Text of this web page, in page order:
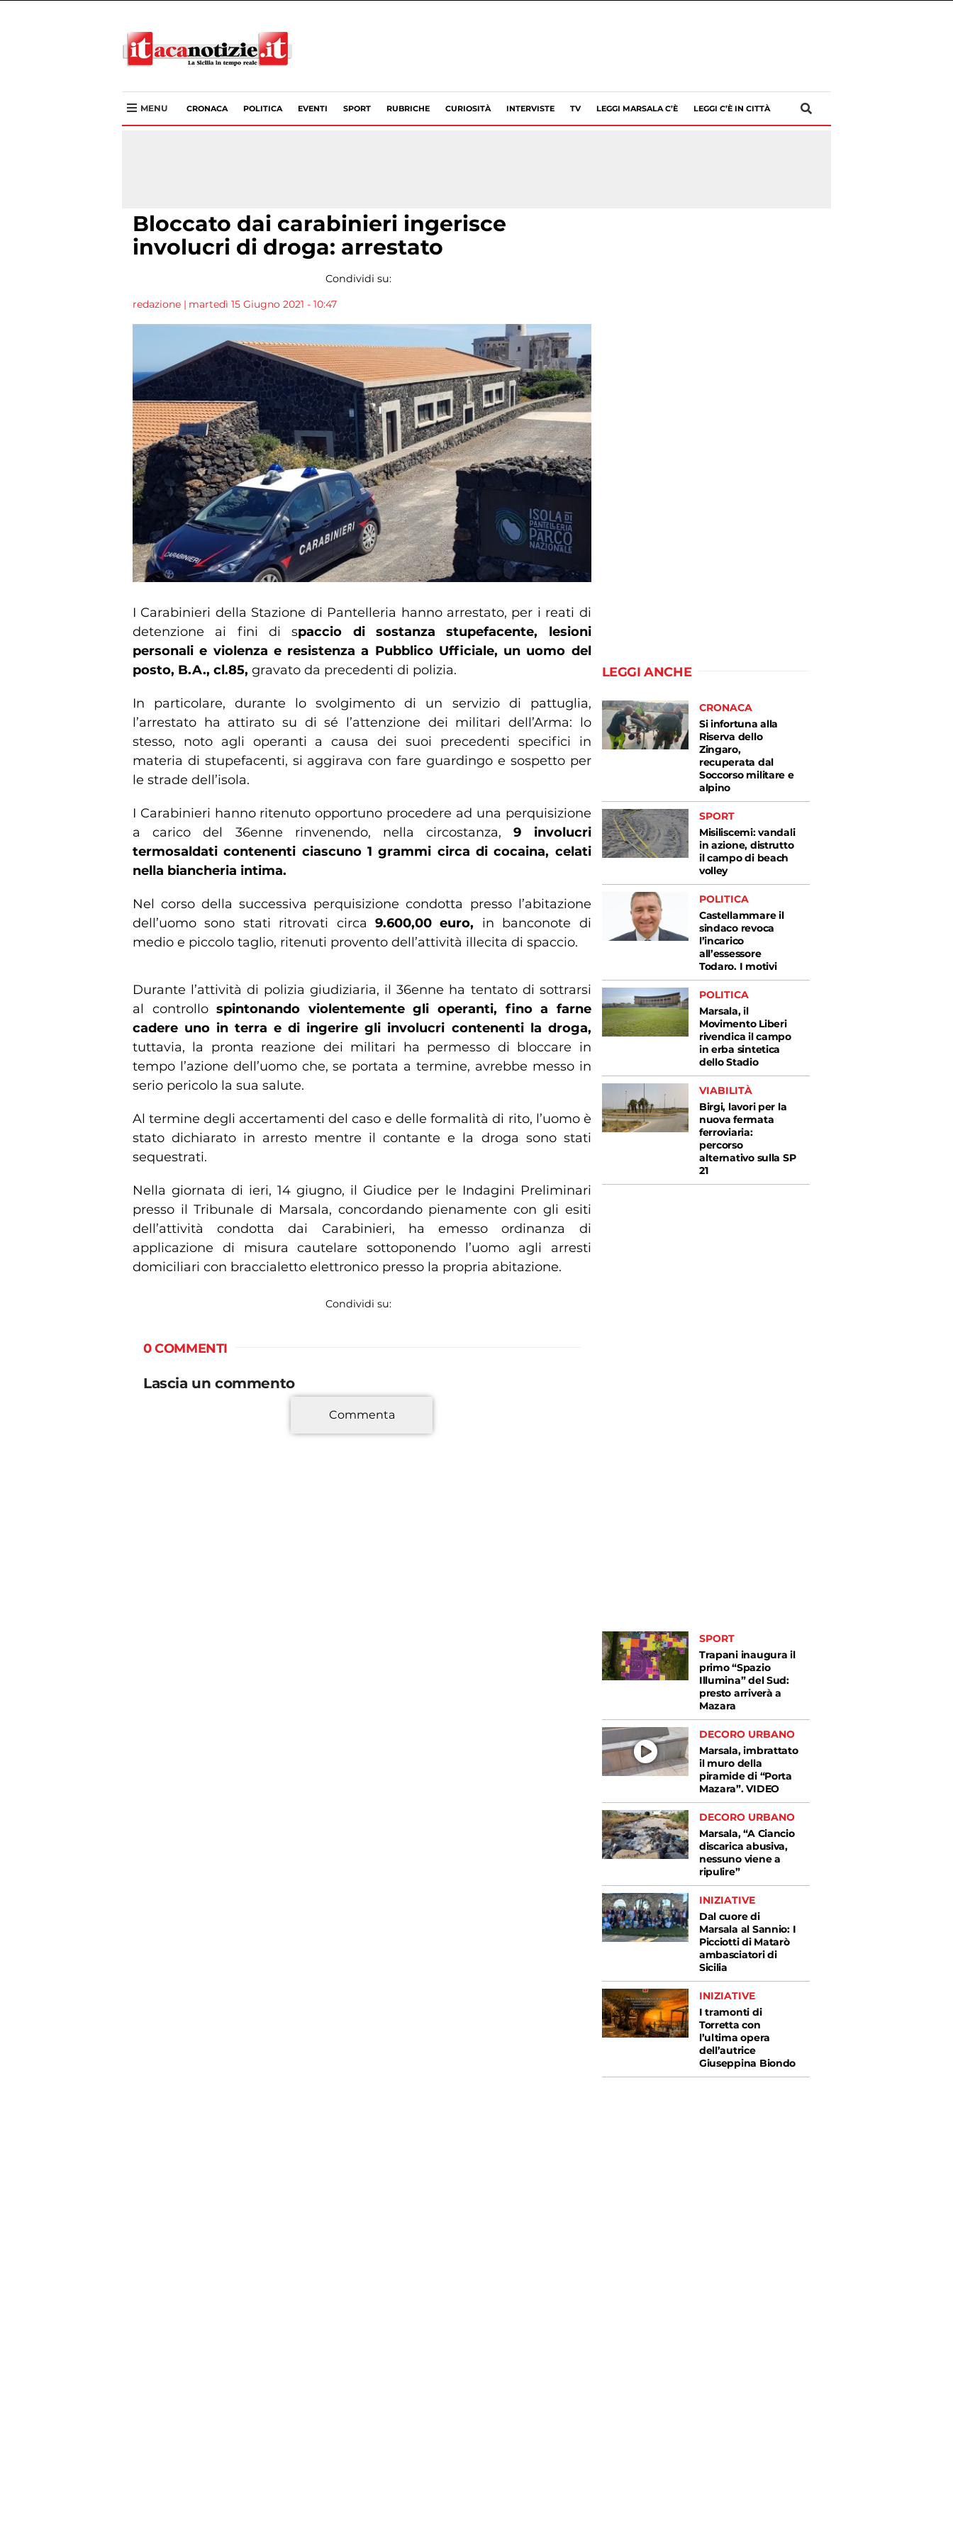
MENU CRONACA POLITICA EVENTI SPORT RUBRICHE CURIOSITÀ INTERVISTE TV LEGGI MARSALA C’È LEGGI C’È IN CITTÀ
Bloccato dai carabinieri ingerisce
involucri di droga: arrestato
Condividi su:
redazione | martedì 15 Giugno 2021 - 10:47
I Carabinieri della Stazione di Pantelleria hanno arrestato, per i reati di
detenzione ai fini di spaccio di sostanza stupefacente, lesioni
personali e violenza e resistenza a Pubblico Ufficiale, un uomo del
posto, B.A., cl.85, gravato da precedenti di polizia.
In particolare, durante lo svolgimento di un servizio di pattuglia,
l’arrestato ha attirato su di sé l’attenzione dei militari dell’Arma: lo
stesso, noto agli operanti a causa dei suoi precedenti specifici in
materia di stupefacenti, si aggirava con fare guardingo e sospetto per
le strade dell’isola.
I Carabinieri hanno ritenuto opportuno procedere ad una perquisizione
a carico del 36enne rinvenendo, nella circostanza,9 involucri
termosaldati contenenti ciascuno 1 grammi circa di cocaina, celati
nella biancheria intima.
Nel corso della successiva perquisizione condotta presso l’abitazione
dell’uomo sono stati ritrovati circa 9.600,00 euro, in banconote di
medio e piccolo taglio, ritenuti provento dell’attività illecita di spaccio.
Durante l’attività di polizia giudiziaria, il 36enne ha tentato di sottrarsi
al controllospintonando violentemente gli operanti, fino a farne
cadere uno in terra e di ingerire gli involucri contenenti la droga,
tuttavia, la pronta reazione dei militari ha permesso di bloccare in
tempo l’azione dell’uomo che, se portata a termine, avrebbe messo in
serio pericolo la sua salute.
Al termine degli accertamenti del caso e delle formalità di rito, l’uomo è
stato dichiarato in arresto mentre il contante e la droga sono stati
sequestrati.
Nella giornata di ieri, 14 giugno, il Giudice per le Indagini Preliminari
presso il Tribunale di Marsala, concordando pienamente con gli esiti
dell’attività condotta dai Carabinieri, ha emesso ordinanza di
applicazione di misura cautelare sottoponendo l’uomo agli arresti
domiciliari con braccialetto elettronico presso la propria abitazione.
Condividi su:
0 COMMENTI
Lascia un commento
Commenta
LEGGI ANCHE
CRONACA
Si infortuna alla
Riserva dello
Zingaro,
recuperata dal
Soccorso militare e
alpino
SPORT
Misiliscemi: vandali
in azione, distrutto
il campo di beach
volley
POLITICA
Castellammare il
sindaco revoca
l’incarico
all’essessore
Todaro. I motivi
POLITICA
Marsala, il
Movimento Liberi
rivendica il campo
in erba sintetica
dello Stadio
VIABILITÀ
Birgi, lavori per la
nuova fermata
ferroviaria:
percorso
alternativo sulla SP
21
SPORT
Trapani inaugura il
primo “Spazio
Illumina” del Sud:
presto arriverà a
Mazara
DECORO URBANO
Marsala, imbrattato
il muro della
piramide di “Porta
Mazara”. VIDEO
DECORO URBANO
Marsala, “A Ciancio
discarica abusiva,
nessuno viene a
ripulire”
INIZIATIVE
Dal cuore di
Marsala al Sannio: I
Picciotti di Matarò
ambasciatori di
Sicilia
INIZIATIVE
I tramonti di
Torretta con
l’ultima opera
dell’autrice
Giuseppina Biondo